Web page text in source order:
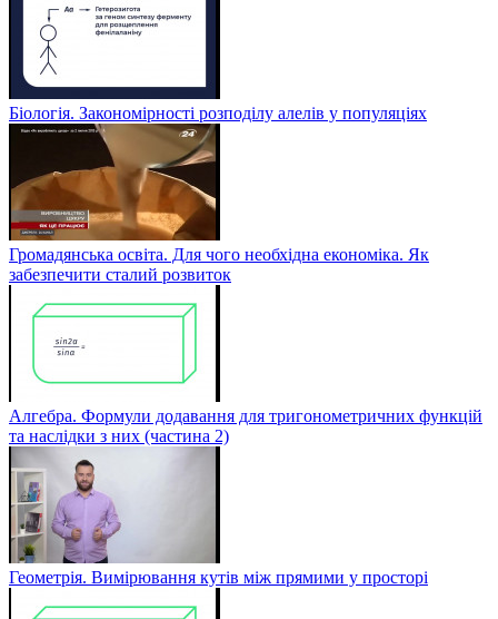
Біологія. Закономірності розподілу алелів у популяціях
Громадянська освіта. Для чого необхідна економіка. Як
забезпечити сталий розвиток
Алгебра. Формули додавання для тригонометричних функцій
та наслідки з них (частина 2)
Геометрія. Вимірювання кутів між прямими у просторі